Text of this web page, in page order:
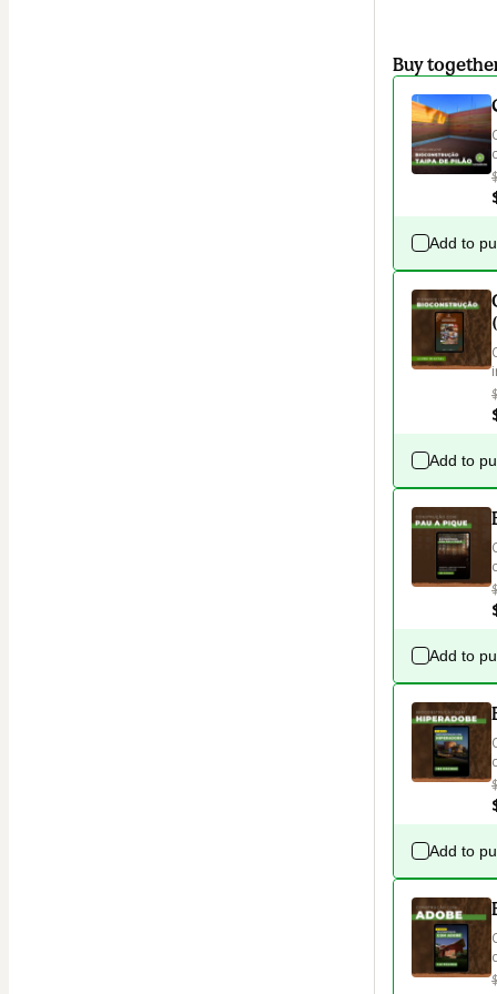
Buy
Add to
Add to
Add to
Add to